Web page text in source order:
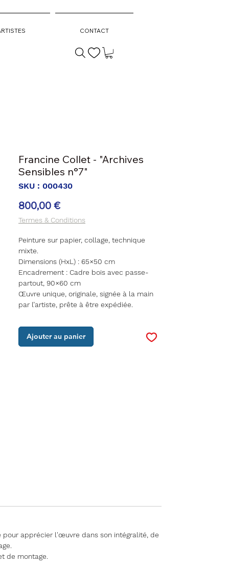
CONTACT
Francine Collet - "Archives
Sensibles n°7"
SKU : 000430
800,00 €Prix
Termes & Conditions
Peinture sur papier, collage, technique
mixte.
Dimensions (HxL) : 65×50 cm
Encadrement : Cadre bois avec passe-
partout, 90×60 cm
Œuvre unique, originale, signée à la main
par l’artiste, prête à être expédiée.
Ajouter au panier
apprécier l'œuvre dans son intégralité, de
de montage.